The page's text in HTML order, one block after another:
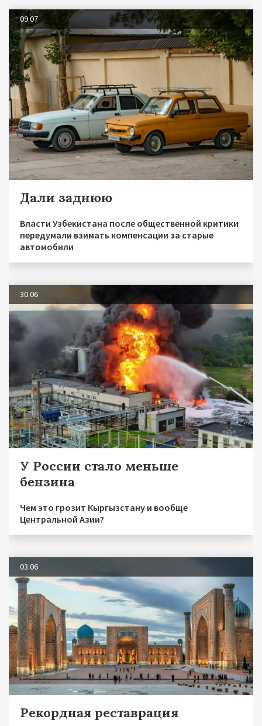
09.07
Дали заднюю
Власти Узбекистана после общественной критики
передумали взимать компенсации за старые
автомобили
30.06
У России стало меньше
бензина
Чем это грозит Кыргызстану и вообще
Центральной Азии?
03.06
Рекордная реставрация